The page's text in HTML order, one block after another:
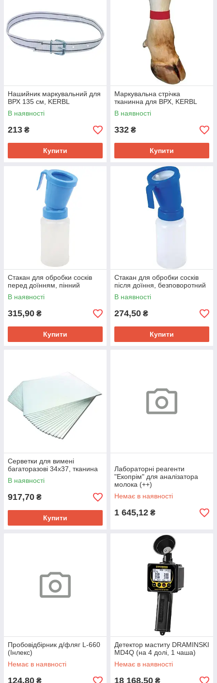
Нашийник маркувальний для
ВРХ 135 см, KERBL
В наявності
213 ₴
Купити
Маркувальна стрічка
тканинна для ВРХ, KERBL
В наявності
332 ₴
Купити
Стакан для обробки сосків
перед доїнням, пінний
В наявності
315,90 ₴
Купити
Стакан для обробки сосків
після доїння, безповоротний
В наявності
274,50 ₴
Купити
Серветки для вимені
багаторазові 34x37, тканина
В наявності
917,70 ₴
Купити
Лабораторні реагенти
"Екопрім" для аналізатора
молока (++)
Немає в наявності
1 645,12 ₴
Пробовідбірник д/фляг L-660
(Інлекс)
Немає в наявності
124,80 ₴
Детектор маститу DRAMINSKI
MD4Q (на 4 долі, 1 чаша)
Немає в наявності
18 168,50 ₴